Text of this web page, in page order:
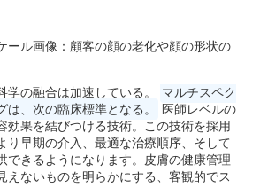
ール画像：顧客の顔の老化や顔の形状の
学の融合は加速している。
マルチスペク
は​​、次の臨床標準となる。
医師レベルの
効果を結びつける技術。この技術を採用
り早期の介入、最適な治療順序、そして
できるようになります。皮膚の健康管理
えないものを明らかにする、客観的でス